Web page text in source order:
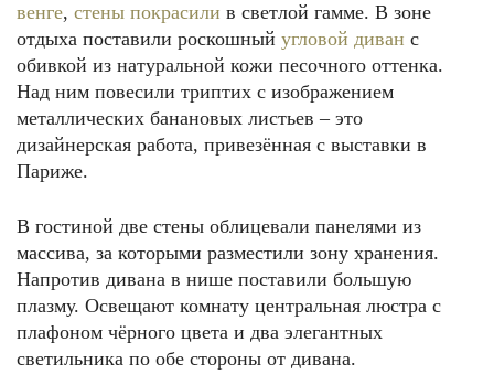
венге, стены покрасили в светлой гамме. В зоне
отдыха поставили роскошный угловой диван с
обивкой из натуральной кожи песочного оттенка.
Над ним повесили триптих с изображением
металлических банановых листьев – это
дизайнерская работа, привезённая с выставки в
Париже.
В гостиной две стены облицевали панелями из
массива, за которыми разместили зону хранения.
Напротив дивана в нише поставили большую
плазму. Освещают комнату центральная люстра с
плафоном чёрного цвета и два элегантных
светильника по обе стороны от дивана.